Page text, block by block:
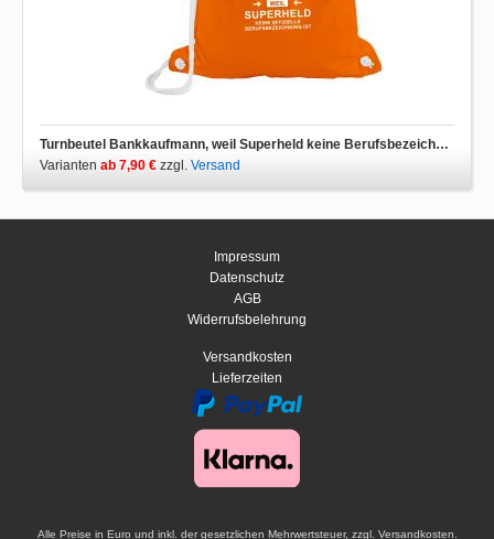
Turnbeutel Bankkaufmann, weil Superheld keine Berufsbezeichnung ist
Varianten ab 7,90 € zzgl. Versand
Impressum
Datenschutz
AGB
Widerrufsbelehrung
Versandkosten
Lieferzeiten
Alle Preise in Euro und inkl. der gesetzlichen Mehrwertsteuer, zzgl. Versandkosten.